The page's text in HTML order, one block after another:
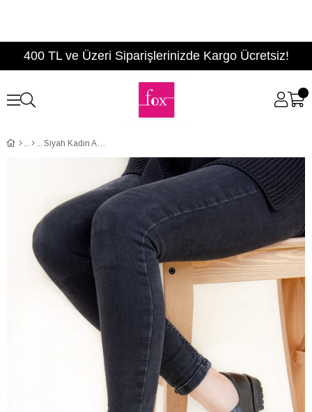
400 TL ve Üzeri Siparişlerinizde Kargo Ücretsiz!
Siyah Kadın Ayakkabı F288190409